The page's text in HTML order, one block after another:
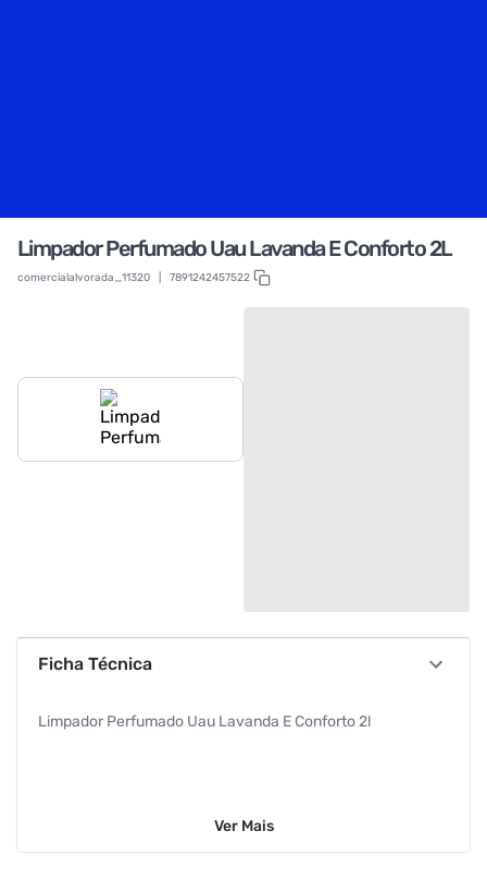
Limpador Perfumado Uau Lavanda E Conforto 2L
comercialalvorada_11320 7891242457522
Ficha Técnica
Limpador Perfumado Uau Lavanda E Conforto 2l
Ver Mais